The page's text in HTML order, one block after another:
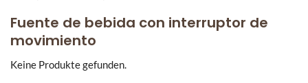
Fuente de bebida con interruptor de
movimiento
Keine Produkte gefunden.